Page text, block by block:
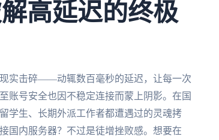
高延迟的终极
实击碎——动辄数百毫秒的延迟，让每一次
账号安全也因不稳定连接而蒙上阴影。在国
学生、长期外派工作者都遭遇过的灵魂拷
国内服务器？不过是徒增挫败感。想要在